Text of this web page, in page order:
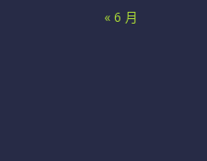
« 6 月